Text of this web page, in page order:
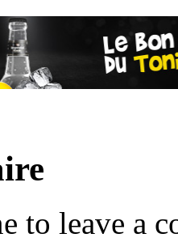
to leave a